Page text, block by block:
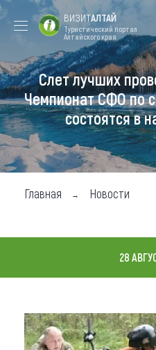
Форум VISIT
ALTAI
Цветение
маральника
Туры
Где побывать
Чем заняться
Карта
Что привезти
ВИЗИТАЛТАЙ
Туристический портал
Алтайского края
Слет лучших
Чемпионат СФО по
состоятся в
Главная Новости
28